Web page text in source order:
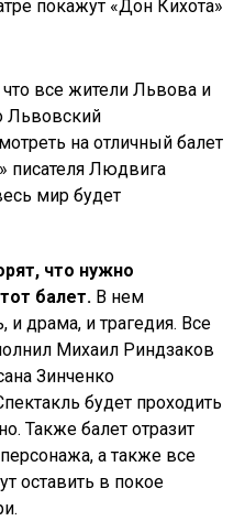
все жители Львова и
Львовский
на отличный балет
писателя Людвига
мир будет
что нужно
балет. В нем
и драма, и трагедия. Все
Михаил Риндзаков
Зинченко
будет проходить
Также балет отразит
а также все
оставить в покое